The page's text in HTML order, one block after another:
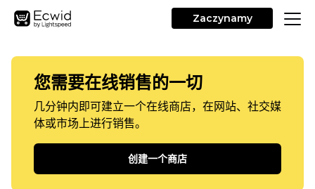
Zaczynamy
您需要在线销售的一切
几分钟内即可建立一个在线商店，在网站、社交媒
体或市场上进行销售。
创建一个商店